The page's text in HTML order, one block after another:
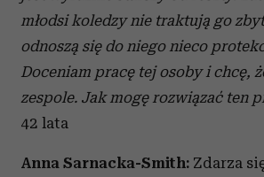
młodsi koledzy nie traktują go
odnoszą się do niego nieco
Doceniam pracę tej osoby i chcę,
zespole. Jak mogę rozwiązać ten
42 lata
Anna Sarnacka-Smith: Zdarza